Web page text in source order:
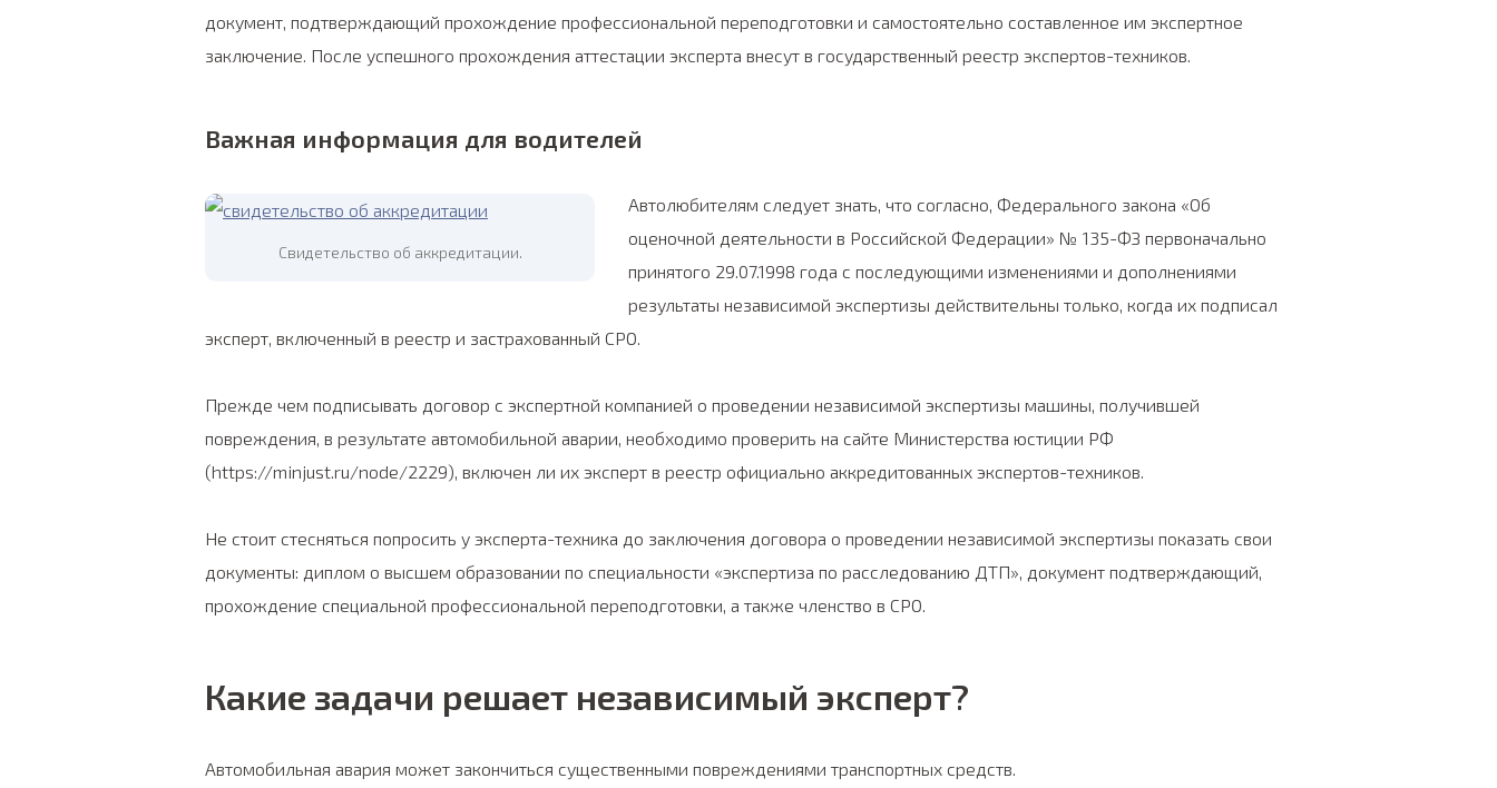
документ, подтверждающий прохождение профессиональной переподготовки и самостоятельно составленное им экспертное
заключение. После успешного прохождения аттестации эксперта внесут в государственный реестр экспертов-техников.
Важная информация для водителей
Свидетельство об аккредитации.
Автолюбителям следует знать, что согласно, Федерального закона «Об
оценочной деятельности в Российской Федерации» № 135-ФЗ первоначально
принятого 29.07.1998 года с последующими изменениями и дополнениями
результаты независимой экспертизы действительны только, когда их подписал
эксперт, включенный в реестр и застрахованный СРО.
Прежде чем подписывать договор с экспертной компанией о проведении независимой экспертизы машины, получившей
повреждения, в результате автомобильной аварии, необходимо проверить на сайте Министерства юстиции РФ
(https://minjust.ru/node/2229), включен ли их эксперт в реестр официально аккредитованных экспертов-техников.
Не стоит стесняться попросить у эксперта-техника до заключения договора о проведении независимой экспертизы показать свои
документы: диплом о высшем образовании по специальности «экспертиза по расследованию ДТП», документ подтверждающий,
прохождение специальной профессиональной переподготовки, а также членство в СРО.
Какие задачи решает независимый эксперт?
Автомобильная авария может закончиться существенными повреждениями транспортных средств.